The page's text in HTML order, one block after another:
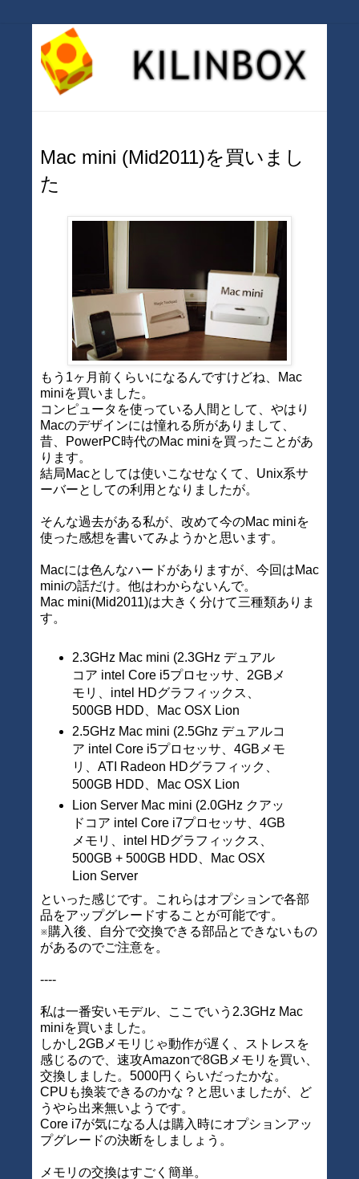
Mac mini (Mid2011)を買いまし
た
もう1ヶ月前くらいになるんですけどね、Mac
miniを買いました。
コンピュータを使っている人間として、やはり
Macのデザインには憧れる所がありまして、
昔、PowerPC時代のMac miniを買ったことがあ
ります。
結局Macとしては使いこなせなくて、Unix系サ
ーバーとしての利用となりましたが。
そんな過去がある私が、改めて今のMac miniを
使った感想を書いてみようかと思います。
Macには色んなハードがありますが、今回はMac
miniの話だけ。他はわからないんで。
Mac mini(Mid2011)は大きく分けて三種類ありま
す。
2.3GHz Mac mini (2.3GHz デュアル
コア intel Core i5プロセッサ、2GBメ
モリ、intel HDグラフィックス、
500GB HDD、Mac OSX Lion
2.5GHz Mac mini (2.5Ghz デュアルコ
ア intel Core i5プロセッサ、4GBメモ
リ、ATI Radeon HDグラフィック、
500GB HDD、Mac OSX Lion
Lion Server Mac mini (2.0GHz クアッ
ドコア intel Core i7プロセッサ、4GB
メモリ、intel HDグラフィックス、
500GB + 500GB HDD、Mac OSX
Lion Server
といった感じです。これらはオプションで各部
品をアップグレードすることが可能です。
※購入後、自分で交換できる部品とできないもの
があるのでご注意を。
----
私は一番安いモデル、ここでいう2.3GHz Mac
miniを買いました。
しかし2GBメモリじゃ動作が遅く、ストレスを
感じるので、速攻Amazonで8GBメモリを買い、
交換しました。5000円くらいだったかな。
CPUも換装できるのかな？と思いましたが、ど
うやら出来無いようです。
Core i7が気になる人は購入時にオプションアッ
プグレードの決断をしましょう。
メモリの交換はすごく簡単。